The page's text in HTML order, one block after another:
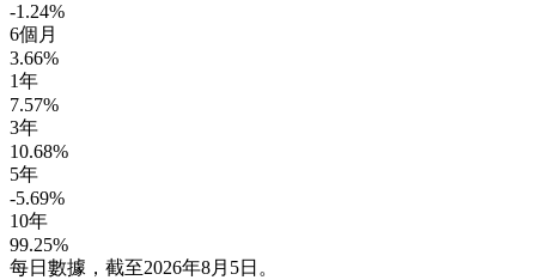
-1.24%
6個月
3.66%
1年
7.57%
3年
10.68%
5年
-5.69%
10年
99.25%
每日數據，截至2026年8月5日。